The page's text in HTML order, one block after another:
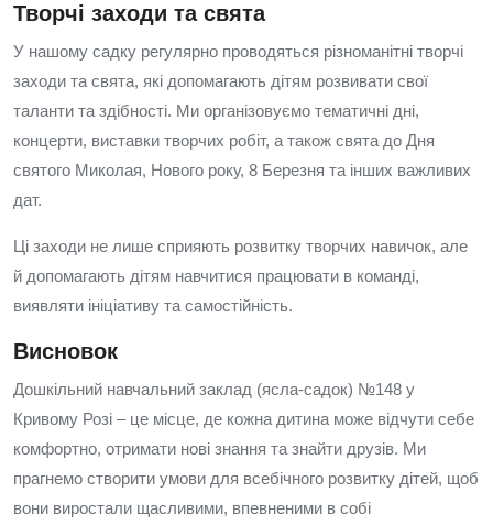
Творчі заходи та свята
У нашому садку регулярно проводяться різноманітні творчі
заходи та свята, які допомагають дітям розвивати свої
таланти та здібності. Ми організовуємо тематичні дні,
концерти, виставки творчих робіт, а також свята до Дня
святого Миколая, Нового року, 8 Березня та інших важливих
дат.
Ці заходи не лише сприяють розвитку творчих навичок, але
й допомагають дітям навчитися працювати в команді,
виявляти ініціативу та самостійність.
Висновок
Дошкільний навчальний заклад (ясла-садок) №148 у
Кривому Розі – це місце, де кожна дитина може відчути себе
комфортно, отримати нові знання та знайти друзів. Ми
прагнемо створити умови для всебічного розвитку дітей, щоб
вони виростали щасливими, впевненими в собі